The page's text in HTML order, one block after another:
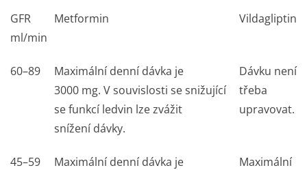
GFR
ml/min
Metformin Vildagliptin
60–89
Maximální denní dávka je
3000 mg. V souvislosti se snižující
se funkcí ledvin lze zvážit
snížení dávky.
Dávku není
třeba
upravovat.
45–59
Maximální denní dávka je
Maximální